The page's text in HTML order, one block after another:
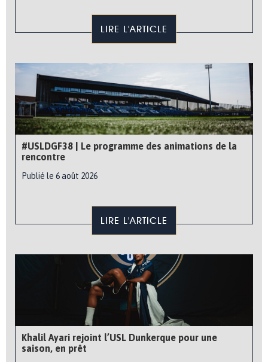
LIRE L'ARTICLE
#USLDGF38 | Le programme des animations de la
rencontre
Publié le 6 août 2026
LIRE L'ARTICLE
Khalil Ayari rejoint l’USL Dunkerque pour une
saison, en prêt